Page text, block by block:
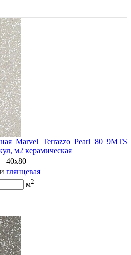
Marvel Terrazzo Pearl 80 9MTS
м2 керамическая
40x80
глянцевая
м2